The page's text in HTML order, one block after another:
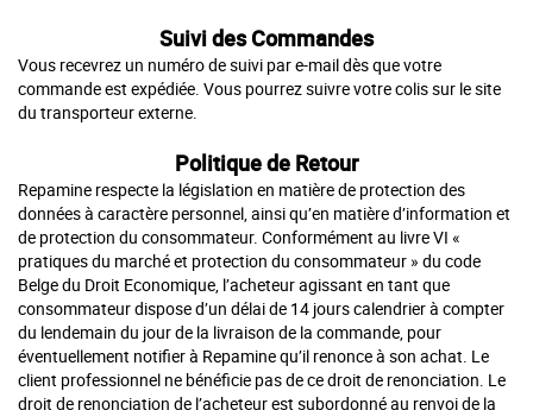
Suivi des Commandes
Vous recevrez un numéro de suivi par e-mail dès que votre
commande est expédiée. Vous pourrez suivre votre colis sur le site
du transporteur externe.
Politique de Retour
Repamine respecte la législation en matière de protection des
données à caractère personnel, ainsi qu’en matière d’information et
de protection du consommateur. Conformément au livre VI «
pratiques du marché et protection du consommateur » du code
Belge du Droit Economique, l’acheteur agissant en tant que
consommateur dispose d’un délai de 14 jours calendrier à compter
du lendemain du jour de la livraison de la commande, pour
éventuellement notifier à Repamine qu’il renonce à son achat. Le
client professionnel ne bénéficie pas de ce droit de renonciation. Le
droit de renonciation de l’acheteur est subordonné au renvoi de la